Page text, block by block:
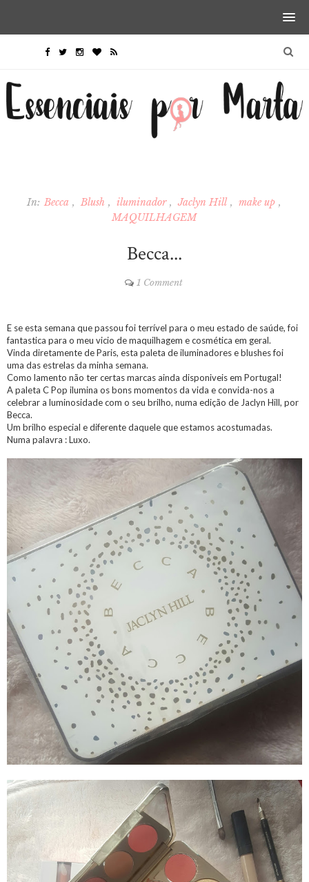
In: Becca Blush iluminador Jaclyn Hill
make up
MAQUILHAGEM
Becca...
1 Comment
E se esta semana que passou foi terrível para o meu estado de saúde, foi
fantastica para o meu vicio de maquilhagem e cosmética em geral.
Vinda diretamente de Paris, esta paleta de iluminadores e blushes foi
uma das estrelas da minha semana.
Como lamento não ter certas marcas ainda disponiveis em Portugal!
A paleta C Pop ilumina os bons momentos da vida e convida-nos a
celebrar a luminosidade com o seu brilho, numa edição de Jaclyn Hill, por
Becca.
Um brilho especial e diferente daquele que estamos acostumadas.
Numa palavra : Luxo.